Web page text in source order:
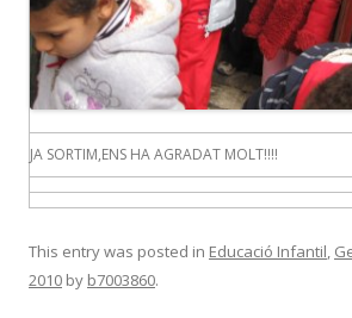
JA SORTIM,ENS HA AGRADAT MOLT!!!!
This entry was posted in Educació Infantil
2010 by b7003860.